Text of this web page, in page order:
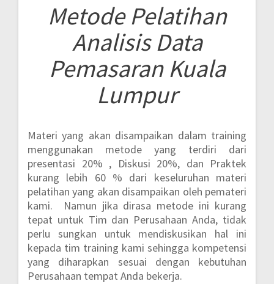
MetodePelatihan
Analisis Data
Pemasaran Kuala
Lumpur
Materi yang akan disampaikan dalam training
menggunakan metode yang terdiri dari
presentasi 20% , Diskusi 20%, dan Praktek
kurang lebih 60 % dari keseluruhan materi
pelatihan yang akan disampaikan oleh pemateri
kami. Namun jika dirasa metode ini kurang
tepat untuk Tim dan Perusahaan Anda, tidak
perlu sungkan untuk mendiskusikan hal ini
kepada tim training kami sehingga kompetensi
yang diharapkan sesuai dengan kebutuhan
Perusahaan tempat Anda bekerja.